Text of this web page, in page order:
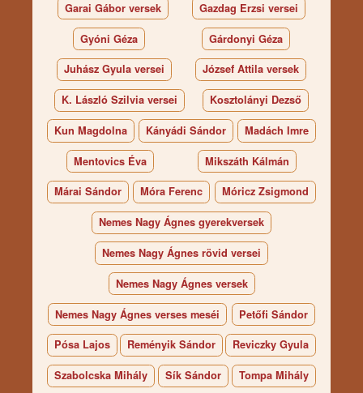
Garai Gábor versek Gazdag Erzsi versei
Gyóni Géza Gárdonyi Géza
Juhász Gyula versei József Attila versek
K. László Szilvia versei Kosztolányi Dezső
Kun Magdolna Kányádi Sándor Madách Imre
Mentovics Éva Mikszáth Kálmán
Márai Sándor Móra Ferenc Móricz Zsigmond
Nemes Nagy Ágnes gyerekversek
Nemes Nagy Ágnes rövid versei
Nemes Nagy Ágnes versek
Nemes Nagy Ágnes verses meséi Petőfi Sándor
Pósa Lajos Reményik Sándor Reviczky Gyula
Szabolcska Mihály Sík Sándor Tompa Mihály